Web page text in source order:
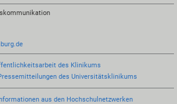
des Klinikums
des Universitätsklinikums
aus den Hochschulnetzwerken